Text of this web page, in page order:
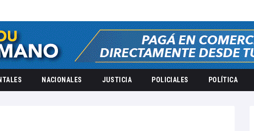
NACIONALES JUSTICIA POLICIALES POLÍTICA